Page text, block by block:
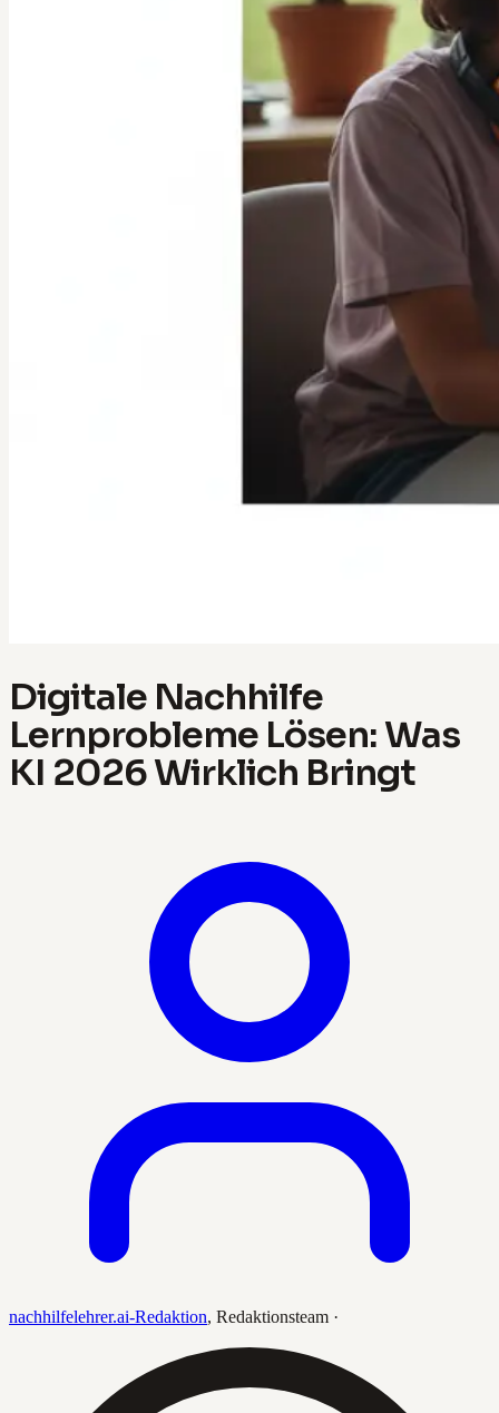
Digitale Nachhilfe
Lernprobleme Lösen: Was
KI 2026 Wirklich Bringt
nachhilfelehrer.ai-Redaktion, Redaktionsteam ·